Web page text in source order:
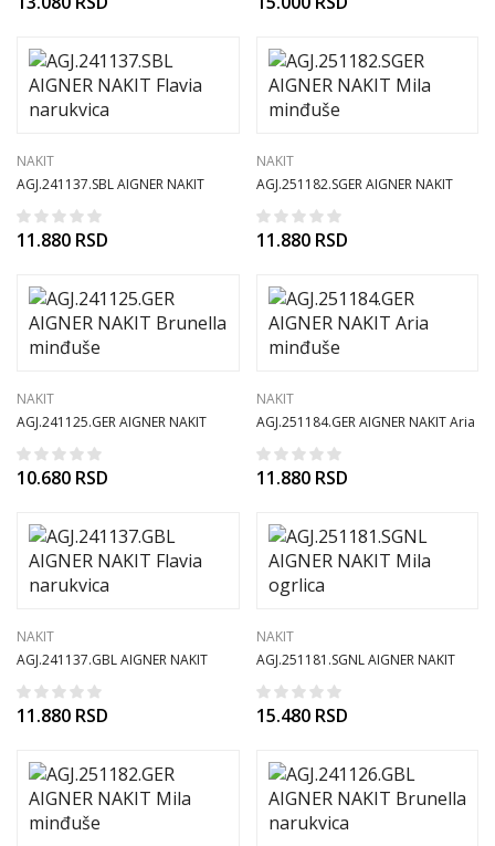
NAKIT
AGJ.241137.SBL AIGNER NAKIT
Flavia narukvica
11.880 RSD
NAKIT
AGJ.251182.SGER AIGNER NAKIT
Mila minđuše
11.880 RSD
NAKIT
AGJ.241125.GER AIGNER NAKIT
Brunella minđuše
10.680 RSD
NAKIT
AGJ.251184.GER AIGNER NAKIT Aria
minđuše
11.880 RSD
NAKIT
AGJ.241137.GBL AIGNER NAKIT
Flavia narukvica
11.880 RSD
NAKIT
AGJ.251181.SGNL AIGNER NAKIT
Mila ogrlica
15.480 RSD